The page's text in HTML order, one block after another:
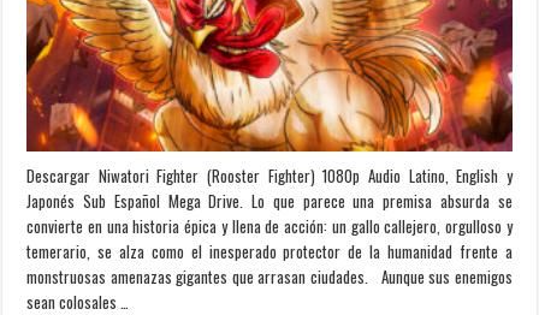
Descargar Niwatori Fighter (Rooster Fighter) 1080p Audio Latino, English y
Japonés Sub Español Mega Drive. Lo que parece una premisa absurda se
convierte en una historia épica y llena de acción: un gallo callejero, orgulloso y
temerario, se alza como el inesperado protector de la humanidad frente a
monstruosas amenazas gigantes que arrasan ciudades. Aunque sus enemigos
sean colosales …